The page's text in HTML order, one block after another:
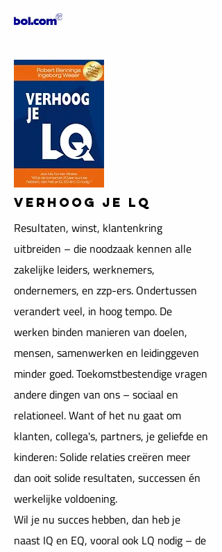
verhoog je lq
Resultaten, winst, klantenkring
uitbreiden – die noodzaak kennen alle
zakelijke leiders, werknemers,
ondernemers, en zzp-ers. Ondertussen
verandert veel, in hoog tempo. De
werken binden manieren van doelen,
mensen, samenwerken en leidinggeven
minder goed. Toekomstbestendige vragen
andere dingen van ons – sociaal en
relationeel. Want of het nu gaat om
klanten, collega's, partners, je geliefde en
kinderen: Solide relaties creëren meer
dan ooit solide resultaten, successen én
werkelijke voldoening.
Wil je nu succes hebben, dan heb je
naast IQ en EQ, vooral ook LQ nodig – de